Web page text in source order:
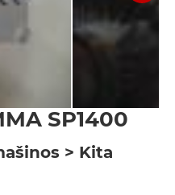
SP1400
> Kita